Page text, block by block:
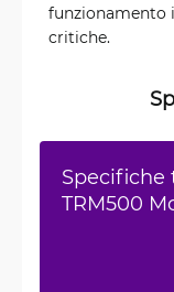
funzionamento
critiche.
Specifiche
TRM500